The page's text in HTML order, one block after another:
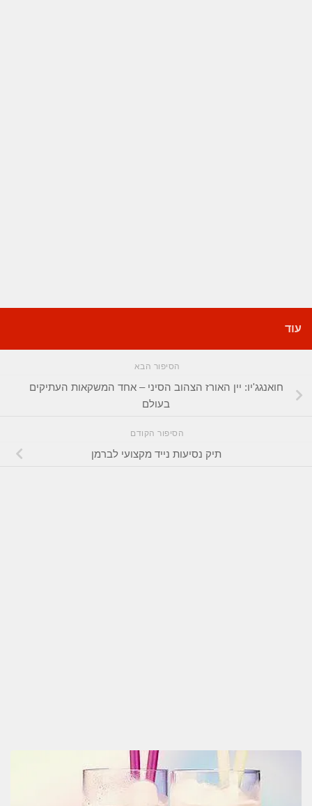
עוד
הסיפור הבא
חואנגג'יו: יין האורז הצהוב הסיני – אחד המשקאות העתיקים
בעולם
הסיפור הקודם
תיק נסיעות נייד מקצועי לברמן